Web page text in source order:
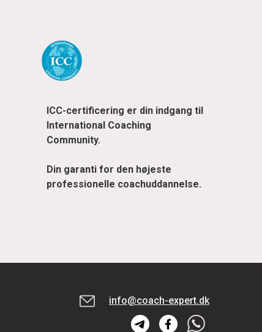
ICC-certificering er din indgang til
International Сoaching
Community.
Din garanti for den højeste
professionelle coachuddannelse.
info@coach-expert.dk